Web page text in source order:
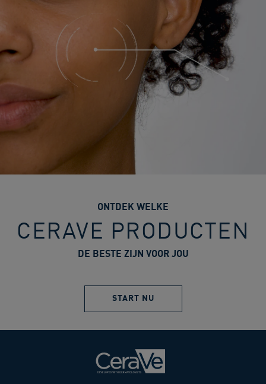
ONTDEK WELKE
CERAVE PRODUCTEN
DE BESTE ZIJN VOOR JOU
START NU